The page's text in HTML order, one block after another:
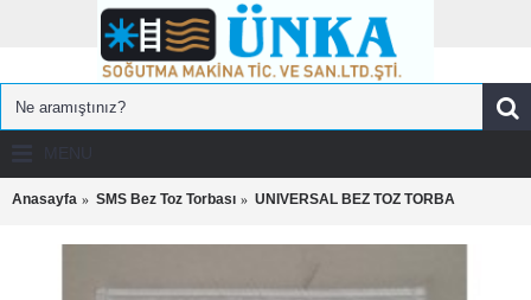
Anasayfa SMS Bez Toz Torbası UNIVERSAL BEZ TOZ TORBA